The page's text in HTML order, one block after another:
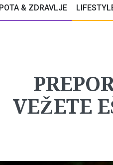
& ZDRAVLJE
VEŽETE